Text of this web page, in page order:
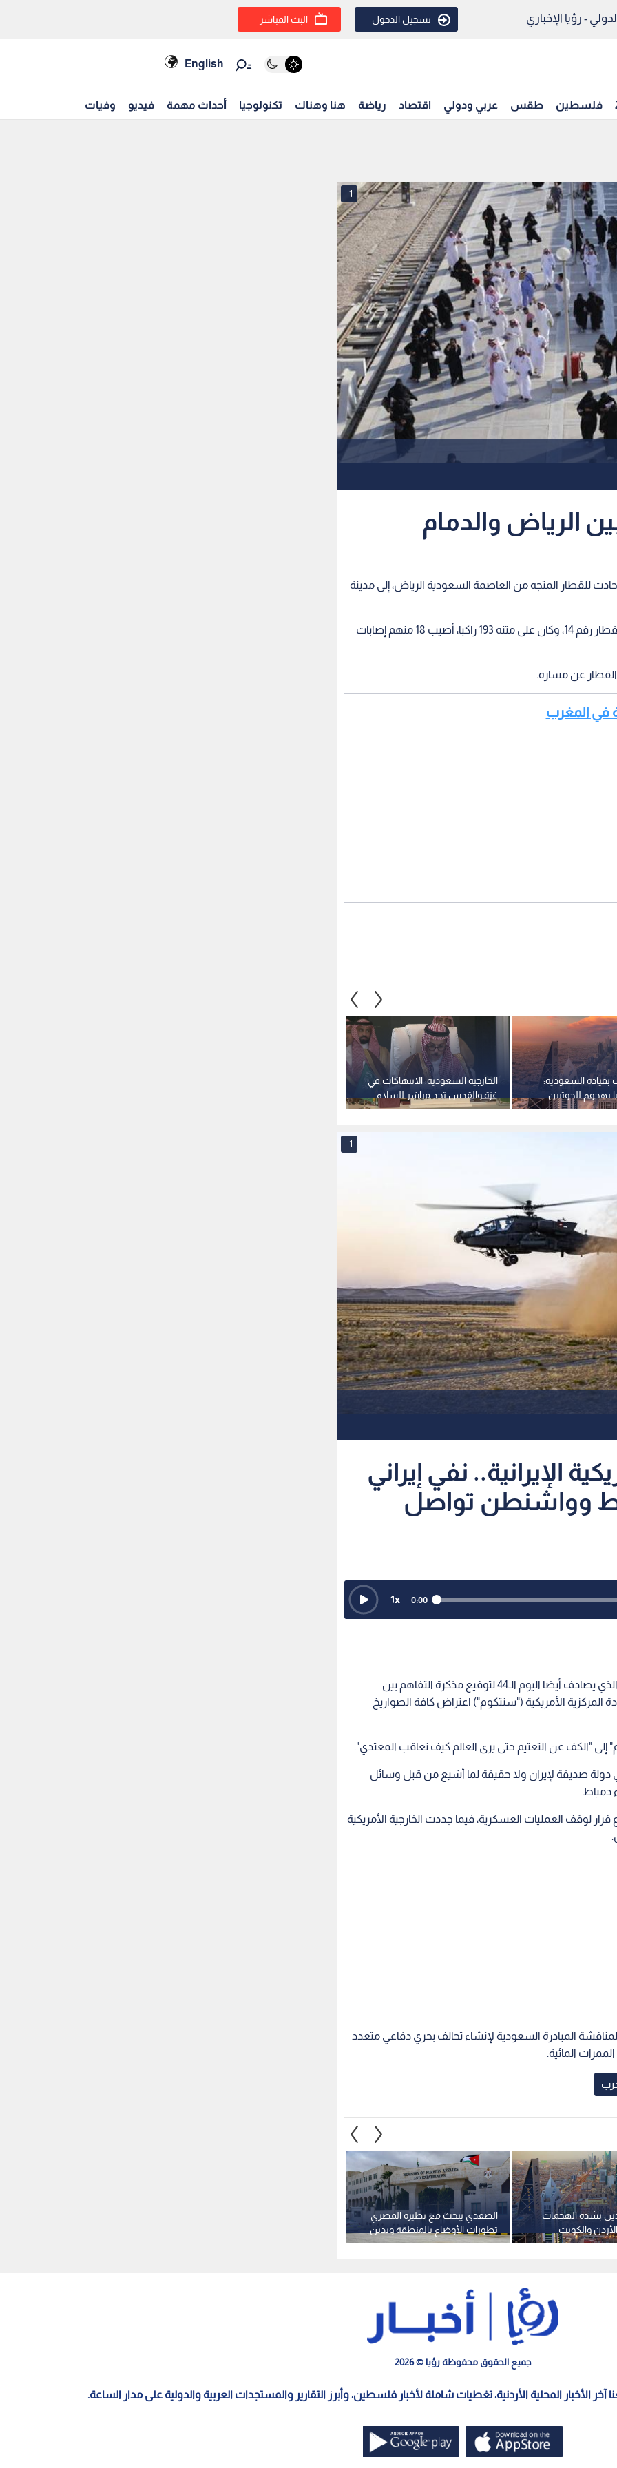
- رؤيا الإخباري تسجيل الدخول البث المباشر
English
فلسطين طقس عربي ودولي اقتصاد رياضة هنا وهناك تكنولوجيا أحداث مهمة فيديو وفيات
1
18 شخصا أصيبوا في حادث للقطار المتجه من العاصمة السعودية الرياض، إلى مدينة
وذكر موقع قناة الإخبارية الرسمية، أن الحادث وقع للقطار رقم 14، وكان على متنه 193 راكبا، أصيب 18 منهم إصابات
القطار عن مساره.
في المغرب
الخارجية السعودية: الانتهاكات في
غزة والقدس تحد مباشر للسلام
وللوضع التاريخي
بقيادة السعودية:
11 مدنيا بهجوم للحوثيين
1
الأمريكية الإيرانية.. نفي إيراني
وواشنطن تواصل
0:00
1x
شهد اليوم الـ153 من اندلاع الحرب الأمريكية الإيرانية الذي يصادف أيضا اليوم الـ44 لتوقيع مذكرة التفاهم بين
المركزية الأمريكية ("سنتكوم") اعتراض كافة الصواريخ
إلى "الكف عن التعتيم حتى يرى العالم كيف نعاقب المعتدي".
دولة صديقة لإيران ولا حقيقة لما أشيع من قبل وسائل
دمياط
لوقف العمليات العسكرية، فيما جددت الخارجية الأمريكية
المبادرة السعودية لإنشاء تحالف بحري دفاعي متعدد
الصفدي يبحث مع نظيره المصري
تطورات الأوضاع بالمنطقة ويدين
استهداف مسيرة لسفينتين في
بشدة الهجمات
الأردن والكويت
فورا
جميع الحقوق محفوظة رؤيا © 2026
آخر الأخبار المحلية الأردنية، تغطيات شاملة لأخبار فلسطين، وأبرز التقارير والمستجدات العربية والدولية على مدار الساعة.